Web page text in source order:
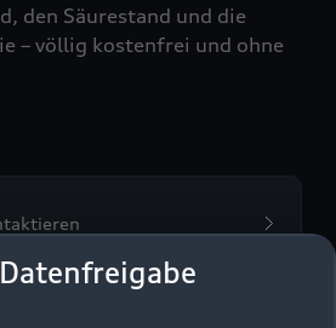
den Säurestand und die
– völlig kostenfrei und ohne